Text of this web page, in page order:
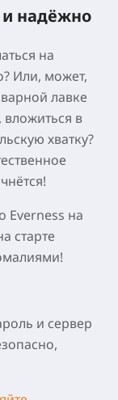
надёжно
на
Или, может,
лавке
вложиться в
хватку?
Everness на
старте
и сервер